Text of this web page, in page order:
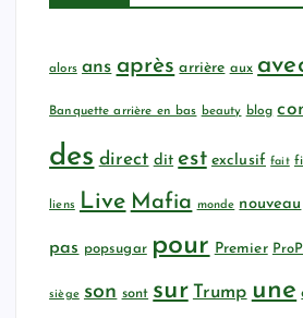
alors ans après arrière aux
Banquette arrière en bas beauty blog
des direct dit est exclusif fait
liens Live Mafia monde nouveau
pas popsugar pour Premier
siège son sont sur Trump une